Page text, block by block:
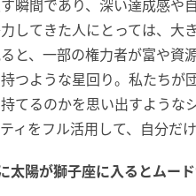
瞬間であり、深い達成感や
してきた人にとっては、大
と、一部の権力者が富や資
つような星回り。私たちが
てるのかを思い出すような
ィをフル活用して、自分だ
太陽が獅子座に入るとムー